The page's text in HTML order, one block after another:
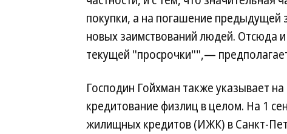
покупки, а на погашение предыдущей
новых заимствований людей. Отсюда
текущей "просрочки"",—
Господин Гойхман также указывает
кредитование физлиц в целом. На 1
жилищных кредитов (ИЖК) в Санкт-